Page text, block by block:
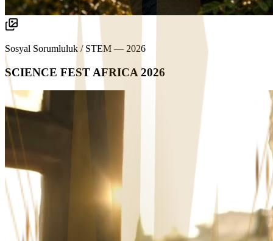
Sosyal Sorumluluk / STEM — 2026
SCIENCE FEST AFRICA 2026